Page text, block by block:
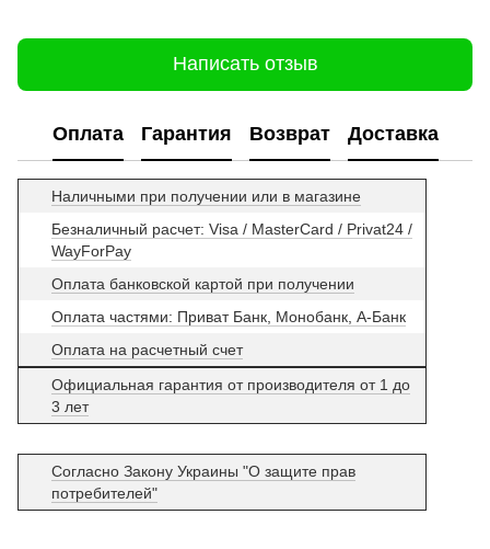
Написать отзыв
Оплата Гарантия Возврат Доставка
Наличными при получении или в магазине
Безналичный расчет: Visa / MasterCard / Privat24 /
WayForPay
Оплата банковской картой при получении
Оплата частями: Приват Банк, Монобанк, А-Банк
Оплата на расчетный счет
Официальная гарантия от производителя от 1 до
3 лет
Согласно Закону Украины "О защите прав
потребителей"